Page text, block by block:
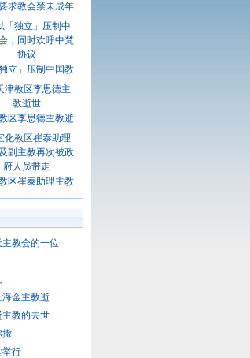
求教会禁未成年
立」压制中国教
区李思德主教逝
区崔泰助理主教
教会的一位
金主教逝
教的去世
撒
举行